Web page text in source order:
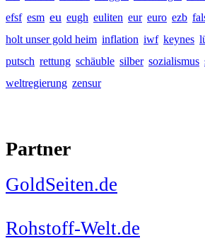
efsf esm eu eugh euliten eur euro ezb
holt unser gold heim inflation iwf keynes
putsch rettung schäuble silber sozialismus
weltregierung zensur
Partner
GoldSeiten.de
Rohstoff-Welt.de